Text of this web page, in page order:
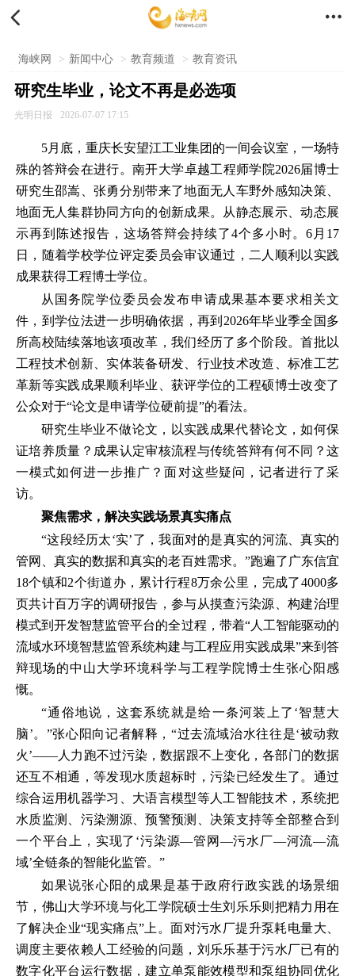
 
海峡网 > 新闻中心 > 教育频道 > 教育资讯
研究生毕业，论文不再是必选项
光明日报 2026-07-07 17:15
5月底，重庆长安望江工业集团的一间会议室，一场特
殊的答辩会在进行。南开大学卓越工程师学院2026届博士
研究生邵嵩、张勇分别带来了地面无人车野外感知决策、
地面无人集群协同方向的创新成果。从静态展示、动态展
示再到陈述报告，这场答辩会持续了4个多小时。6月17
日，随着学校学位评定委员会审议通过，二人顺利以实践
成果获得工程博士学位。
从国务院学位委员会发布申请成果基本要求相关文
件，到学位法进一步明确依据，再到2026年毕业季全国多
所高校陆续落地该项改革，我们经历了多个阶段。首批以
工程技术创新、实体装备研发、行业技术改造、标准工艺
革新等实践成果顺利毕业、获评学位的工程硕博士改变了
公众对于“论文是申请学位硬前提”的看法。
研究生毕业不做论文，以实践成果代替论文，如何保
证培养质量？成果认定审核流程与传统答辩有何不同？这
一模式如何进一步推广？面对这些疑问，记者进行了采
访。
聚焦需求，解决实践场景真实痛点
“这段经历太‘实’了，我面对的是真实的河流、真实的
管网、真实的数据和真实的老百姓需求。”跑遍了广东信宜
18个镇和2个街道办，累计行程8万余公里，完成了4000多
页共计百万字的调研报告，参与从摸查污染源、构建治理
模式到开发智慧监管平台的全过程，带着“人工智能驱动的
流域水环境智慧监管系统构建与工程应用实践成果”来到答
辩现场的中山大学环境科学与工程学院博士生张心阳感
慨。
“通俗地说，这套系统就是给一条河装上了‘智慧大
脑’。”张心阳向记者解释，“过去流域治水往往是‘被动救
火’——人力跑不过污染，数据跟不上变化，各部门的数据
还互不相通，等发现水质超标时，污染已经发生了。通过
综合运用机器学习、大语言模型等人工智能技术，系统把
水质监测、污染溯源、预警预测、决策支持等全部整合到
一个平台上，实现了‘污染源—管网—污水厂—河流—流
域’全链条的智能化监管。”
如果说张心阳的成果是基于政府行政实践的场景细
节，佛山大学环境与化工学院硕士生刘乐乐则把精力用在
了解决企业“现实痛点”上。面对污水厂提升泵耗电量大、
调度主要依赖人工经验的问题，刘乐乐基于污水厂已有的
数字化平台运行数据，建立单泵能效模型和泵组协同优化